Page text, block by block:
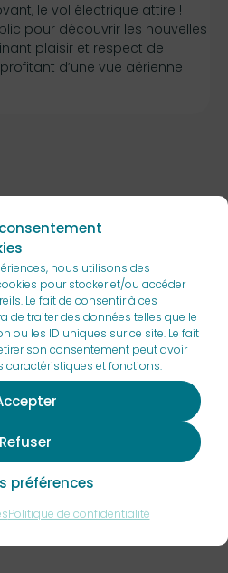
nous utilisons des
pour stocker et/ou accéder
Le fait de consentir à ces
de traiter des données telles que le
ou les ID uniques sur ce site. Le fait
son consentement peut avoir
caractéristiques et fonctions.
Refuser
préférences
Politique de confidentialité
le vol électrique attire !
pour découvrir les nouvelles
plaisir et respect de
d’une vue aérienne
location « sur-
»
aéroclubs
dans l’aviation depuis des
pour les compagnies
un mode
Green Aerolease est « tout
» :